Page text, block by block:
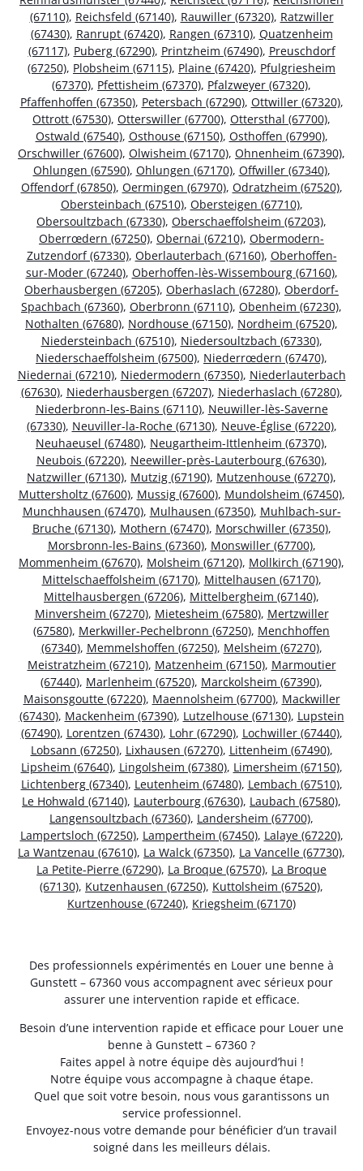
(67110), Reichsfeld (67140), Rauwiller (67320), Ratzwiller
(67430), Ranrupt (67420), Rangen (67310), Quatzenheim
(67117), Puberg (67290), Printzheim (67490), Preuschdorf
(67250), Plobsheim (67115), Plaine (67420), Pfulgriesheim
(67370), Pfettisheim (67370), Pfalzweyer (67320),
Pfaffenhoffen (67350), Petersbach (67290), Ottwiller (67320),
Ottrott (67530), Otterswiller (67700), Ottersthal (67700),
Ostwald (67540), Osthouse (67150), Osthoffen (67990),
Orschwiller (67600), Olwisheim (67170), Ohnenheim (67390),
Ohlungen (67590), Ohlungen (67170), Offwiller (67340),
Offendorf (67850), Oermingen (67970), Odratzheim (67520),
Obersteinbach (67510), Obersteigen (67710),
Obersoultzbach (67330), Oberschaeffolsheim (67203),
Oberrœdern (67250), Obernai (67210), Obermodern-
Zutzendorf (67330), Oberlauterbach (67160), Oberhoffen-
sur-Moder (67240), Oberhoffen-lès-Wissembourg (67160),
Oberhausbergen (67205), Oberhaslach (67280), Oberdorf-
Spachbach (67360), Oberbronn (67110), Obenheim (67230),
Nothalten (67680), Nordhouse (67150), Nordheim (67520),
Niedersteinbach (67510), Niedersoultzbach (67330),
Niederschaeffolsheim (67500), Niederrœdern (67470),
Niedernai (67210), Niedermodern (67350), Niederlauterbach
(67630), Niederhausbergen (67207), Niederhaslach (67280),
Niederbronn-les-Bains (67110), Neuwiller-lès-Saverne
(67330), Neuviller-la-Roche (67130), Neuve-Église (67220),
Neuhaeusel (67480), Neugartheim-Ittlenheim (67370),
Neubois (67220), Neewiller-près-Lauterbourg (67630),
Natzwiller (67130), Mutzig (67190), Mutzenhouse (67270),
Muttersholtz (67600), Mussig (67600), Mundolsheim (67450),
Munchhausen (67470), Mulhausen (67350), Muhlbach-sur-
Bruche (67130), Mothern (67470), Morschwiller (67350),
Morsbronn-les-Bains (67360), Monswiller (67700),
Mommenheim (67670), Molsheim (67120), Mollkirch (67190),
Mittelschaeffolsheim (67170), Mittelhausen (67170),
Mittelhausbergen (67206), Mittelbergheim (67140),
Minversheim (67270), Mietesheim (67580), Mertzwiller
(67580), Merkwiller-Pechelbronn (67250), Menchhoffen
(67340), Memmelshoffen (67250), Melsheim (67270),
Meistratzheim (67210), Matzenheim (67150), Marmoutier
(67440), Marlenheim (67520), Marckolsheim (67390),
Maisonsgoutte (67220), Maennolsheim (67700), Mackwiller
(67430), Mackenheim (67390), Lutzelhouse (67130), Lupstein
(67490), Lorentzen (67430), Lohr (67290), Lochwiller (67440),
Lobsann (67250), Lixhausen (67270), Littenheim (67490),
Lipsheim (67640), Lingolsheim (67380), Limersheim (67150),
Lichtenberg (67340), Leutenheim (67480), Lembach (67510),
Le Hohwald (67140), Lauterbourg (67630), Laubach (67580),
Langensoultzbach (67360), Landersheim (67700),
Lampertsloch (67250), Lampertheim (67450), Lalaye (67220),
La Wantzenau (67610), La Walck (67350), La Vancelle (67730),
La Petite-Pierre (67290), La Broque (67570), La Broque
(67130), Kutzenhausen (67250), Kuttolsheim (67520),
Kurtzenhouse (67240), Kriegsheim (67170)
Des professionnels expérimentés en Louer une benne à
Gunstett – 67360 vous accompagnent avec sérieux pour
assurer une intervention rapide et efficace.
Besoin d’une intervention rapide et efficace pour Louer une
benne à Gunstett – 67360 ?
Faites appel à notre équipe dès aujourd’hui !
Notre équipe vous accompagne à chaque étape.
Quel que soit votre besoin, nous vous garantissons un
service professionnel.
Envoyez-nous votre demande pour bénéficier d’un travail
soigné dans les meilleurs délais.